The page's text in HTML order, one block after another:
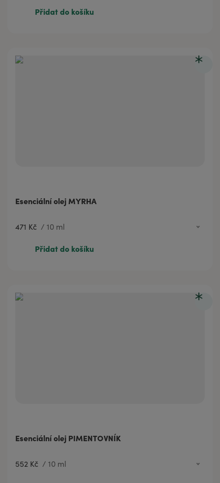
Přidat do košíku
Esenciální olej MYRHA
471 Kč / 10 ml
753 Kč
20 ml
Přidat do košíku
Esenciální olej PIMENTOVNÍK
552 Kč / 10 ml